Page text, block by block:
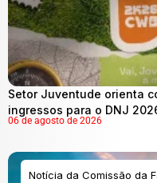
Setor Juventude orienta
ingressos para o DNJ
06 de agosto de 2026
Notícia da Comissão da